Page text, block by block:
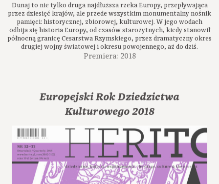
Dunaj to nie tylko druga najdłuższa rzeka Europy, przepływająca
przez dziesięć krajów, ale przede wszystkim monumentalny nośnik
pamięci: historycznej, zbiorowej, kulturowej. W jego wodach
odbija się historia Europy, od czasów starożytnych, kiedy stanowił
północną granicę Cesarstwa Rzymskiego, przez dramatyczny okres
drugiej wojny światowej i okresu powojennego, aż do dziś.
Premiera: 2018
Europejski Rok Dziedzictwa
Kulturowego 2018